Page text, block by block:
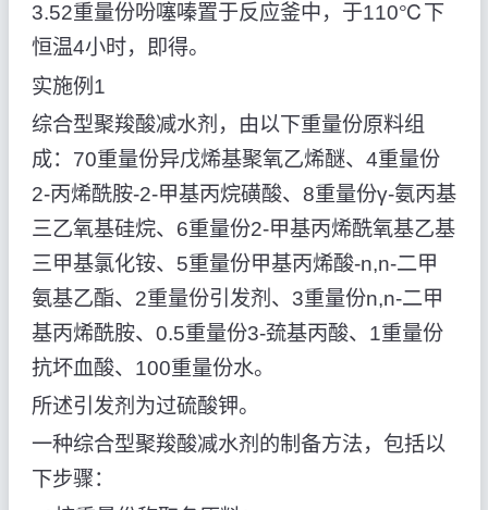
3.52重量份吩噻嗪置于反应釜中，于110℃下
恒温4小时，即得。
实施例1
综合型聚羧酸减水剂，由以下重量份原料组
成：70重量份异戊烯基聚氧乙烯醚、4重量份
2-丙烯酰胺-2-甲基丙烷磺酸、8重量份γ-氨丙基
三乙氧基硅烷、6重量份2-甲基丙烯酰氧基乙基
三甲基氯化铵、5重量份甲基丙烯酸-n,n-二甲
氨基乙酯、2重量份引发剂、3重量份n,n-二甲
基丙烯酰胺、0.5重量份3-巯基丙酸、1重量份
抗坏血酸、100重量份水。
所述引发剂为过硫酸钾。
一种综合型聚羧酸减水剂的制备方法，包括以
下步骤：